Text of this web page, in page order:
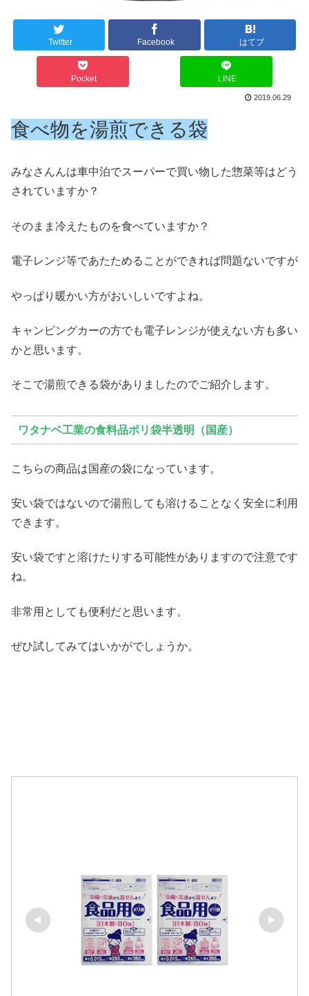
Twitter Facebook はてブ
Pocket LINE
2019.06.29
食べ物を湯煎できる袋
みなさんんは車中泊でスーパーで買い物した惣菜等はどう
されていますか？
そのまま冷えたものを食べていますか？
電子レンジ等であたためることができれば問題ないですが
やっぱり暖かい方がおいしいですよね。
キャンピングカーの方でも電子レンジが使えない方も多い
かと思います。
そこで湯煎できる袋がありましたのでご紹介します。
ワタナベ工業の食料品ポリ袋半透明（国産）
こちらの商品は国産の袋になっています。
安い袋ではないので湯煎しても溶けることなく安全に利用
できます。
安い袋ですと溶けたりする可能性がありますので注意です
ね。
非常用としても便利だと思います。
ぜひ試してみてはいかがでしょうか。